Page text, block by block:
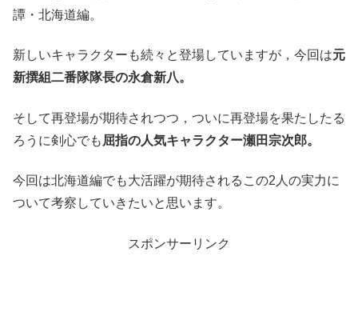
譚・北海道編。
新しいキャラクターも続々と登場していますが，今回は元
新撰組二番隊隊長の永倉新八。
そして再登場が期待されつつ，ついに再登場を果たしたる
ろうに剣心でも 屈指の人気キャラクター瀬田宗次郎。
今回は北海道編でも大活躍が期待されるこの2人の実力に
ついて考察していきたいと思います。
スポンサーリンク